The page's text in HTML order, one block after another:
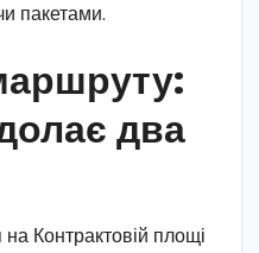
пакетами.
два
Контрактовій площі